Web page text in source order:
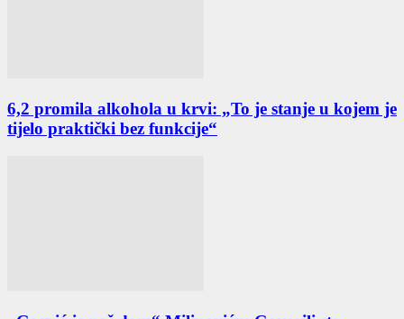
6,2 promila alkohola u krvi: „To je stanje u kojem je
tijelo praktički bez funkcije“